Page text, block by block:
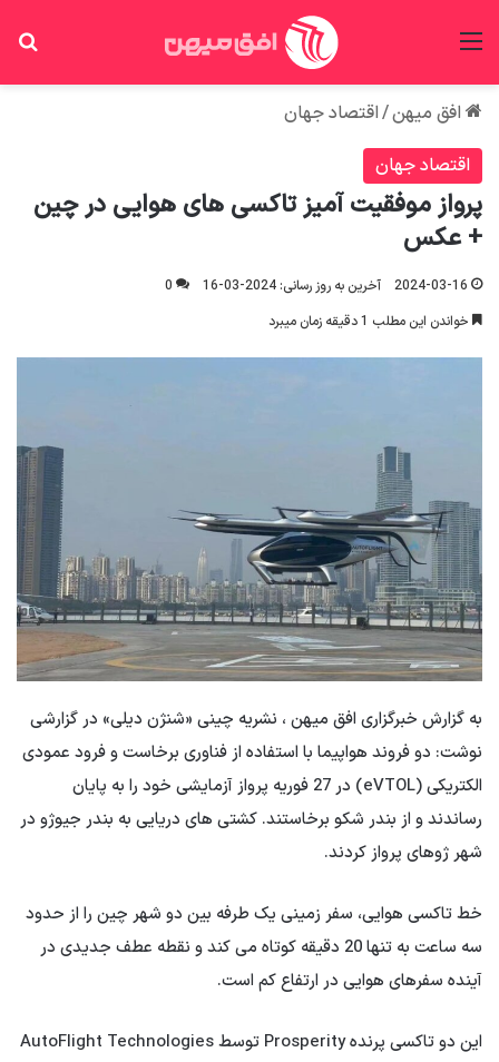
افق میهن/اقتصاد جهان
اقتصاد جهان
پرواز موفقیت آمیز تاکسی های هوایی در چین
+ عکس
2024-03-16 آخرین به روز رسانی: 2024-03-16
0
خواندن این مطلب 1 دقیقه زمان میبرد
به گزارش خبرگزاری افق میهن ، نشریه چینی «شنژن دیلی» در گزارشی
نوشت: دو فروند هواپیما با استفاده از فناوری برخاست و فرود عمودی
الکتریکی (eVTOL) در 27 فوریه پرواز آزمایشی خود را به پایان
رساندند و از بندر شکو برخاستند. کشتی های دریایی به بندر جیوژو در
شهر ژوهای پرواز کردند.
خط تاکسی هوایی، سفر زمینی یک طرفه بین دو شهر چین را از حدود
سه ساعت به تنها 20 دقیقه کوتاه می کند و نقطه عطف جدیدی در
آینده سفرهای هوایی در ارتفاع کم است.
این دو تاکسی پرنده Prosperity توسط AutoFlight Technologies